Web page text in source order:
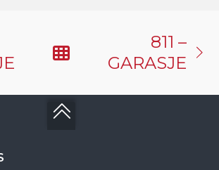
811 –
GARASJE